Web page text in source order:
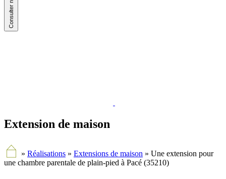
Extension de maison
» Réalisations » Extensions de maison » Une extension pour
une chambre parentale de plain-pied à Pacé (35210)